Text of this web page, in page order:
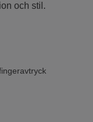
och stil.